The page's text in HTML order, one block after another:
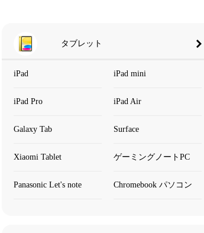
タブレット
iPad iPad mini
iPad Pro iPad Air
Galaxy Tab Surface
Xiaomi Tablet ゲーミングノートPC
Panasonic Let's note Chromebook パソコン